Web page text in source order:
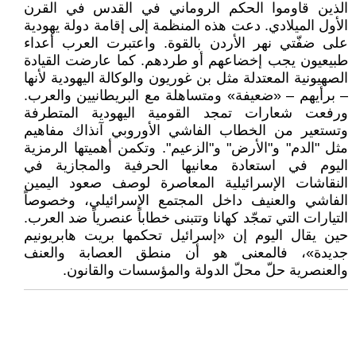
الذين قاوموا الحكم الروماني في القدس في القرن
الأول الميلادي. دعت هذه المنظمة إلى إقامة دولة يهودية
على ضفّتي نهر الأردن بالقوة. واعتبرت العرب أعداء
طبيعيون يجب إخضاعهم أو طردهم. كما عارضت القيادة
الصهيونية المعتدلة مثل بن غوريون والوكالة اليهودية لأنها
– برأيهم – «ضعيفة» ومتساهلة مع البريطانيين والعرب.
ورفعت شعارات تمجد القومية اليهودية المتطرفة
وتستعير من الخطاب الفاشي الأوروبي آنذاك مفاهيم
مثل "الدم" و"الأرض" و"الزعيم". وتكمن أهميتها الرمزية
اليوم في استعادة معانيها الحرفية والمجازية في
النقاشات الإسرائيلية المعاصرة لوصف صعود اليمين
الفاشي والعنيف داخل المجتمع الإسرائيلي، وخصوصاً
التيارات التي تمجّد كهانا وتتبنى خطاباً عنصرياً ضد العرب.
حين يقال اليوم إن «إسرائيل تحكمها بريت هابريونيم
جديدة»، فالمعنى هو أن منطق العصابة والعنف
والعنصرية حلّ محلّ الدولة والمؤسسات والقانون.